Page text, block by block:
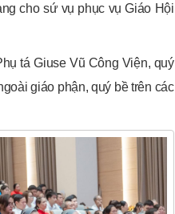
cho sứ vụ phục vụ Giáo Hội
tá Giuse Vũ Công Viện, quý
giáo phận, quý bề trên các